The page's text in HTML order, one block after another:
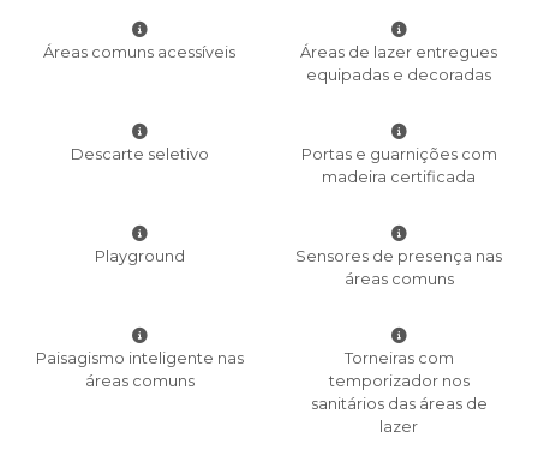
Áreas comuns acessíveis
Áreas de lazer entregues
equipadas e decoradas
Descarte seletivo
Portas e guarnições com
madeira certificada
Playground
Sensores de presença nas
áreas comuns
Paisagismo inteligente nas
áreas comuns
Torneiras com
temporizador nos
sanitários das áreas de
lazer